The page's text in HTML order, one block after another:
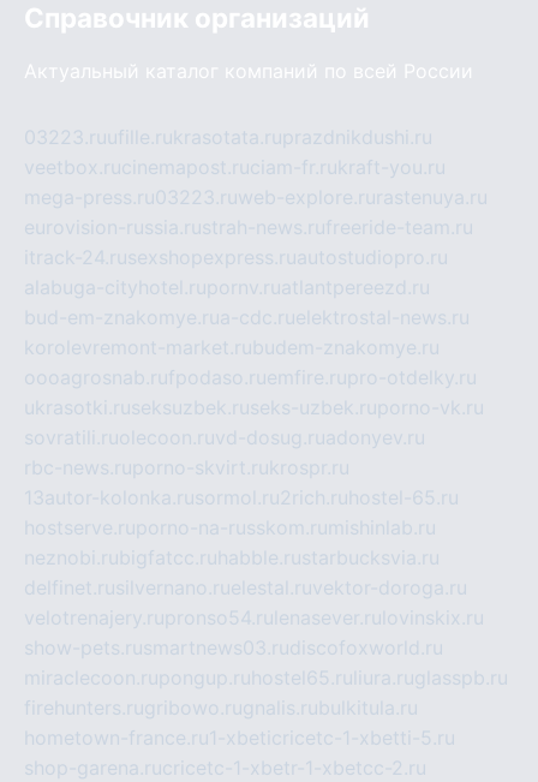
Справочник организаций
Актуальный каталог компаний по всей России
03223.ruufille.rukrasotata.ruprazdnikdushi.ru
veetbox.rucinemapost.ruciam-fr.rukraft-you.ru
mega-press.ru03223.ruweb-explore.ru rastenuya.ru
eurovision-russia.rustrah-news.rufreeride-team.ru
itrack-24.rusexshopexpress.ruautostudiopro.ru
alabuga-cityhotel.rupornv.ruatlantpereezd.ru
bud-em-znakomye.rua-cdc.ruelektrostal-news.ru
korolevremont-market.rubudem-znakomye.ru
oooagrosnab.rufpodaso.ruemfire.rupro-otdelky.ru
ukrasotki.ruseksuzbek.ruseks-uzbek.ruporno-vk.ru
sovratili.ruolecoon.ruvd-dosug.ruadonyev.ru
rbc-news.ruporno-skvirt.rukrospr.ru
13autor-kolonka.rusormol.ru2rich.ru hostel-65.ru
hostserve.ruporno-na-russkom.ru mishinlab.ru
neznobi.rubigfatcc.ru habble.rustarbucksvia.ru
delfinet.rusilvernano.ruelestal.ruvektor-doroga.ru
velotrenajery.rupronso54.ru lenasever.ru lovinskix.ru
show-pets.rusmartnews03.rudiscofoxworld.ru
miraclecoon.rupongup.ru hostel65.ru liura.ruglasspb.ru
firehunters.rugribowo.rugnalis.rubulkitula.ru
hometown-france.ru1-xbeticricetc-1-xbetti-5.ru
shop-garena.rucricetc-1-xbetr-1-xbetcc-2.ru